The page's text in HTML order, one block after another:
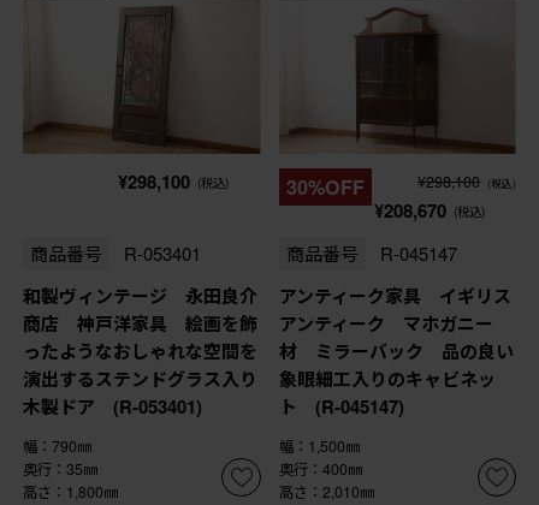
¥298,100 (税込)
商品番号 R-053401
和製ヴィンテージ 永田良介
商店 神戸洋家具 絵画を飾
ったようなおしゃれな空間を
演出するステンドグラス入り
木製ドア (R-053401)
幅：790㎜
奥行：35㎜
高さ：1,800㎜
30%OFF ¥298,100 (税込)
¥208,670 (税込)
商品番号 R-045147
アンティーク家具 イギリス
アンティーク マホガニー
材 ミラーバック 品の良い
象眼細工入りのキャビネッ
ト (R-045147)
幅：1,500㎜
奥行：400㎜
高さ：2,010㎜